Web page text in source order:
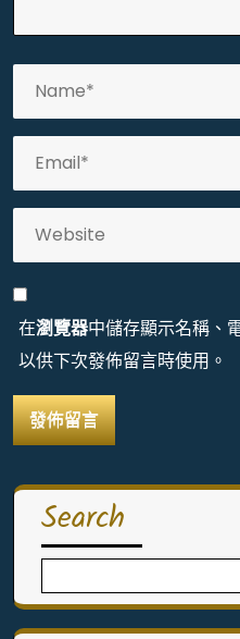
在瀏覽器中儲存顯示名稱、
以供下次發佈留言時使用。
Search
for: